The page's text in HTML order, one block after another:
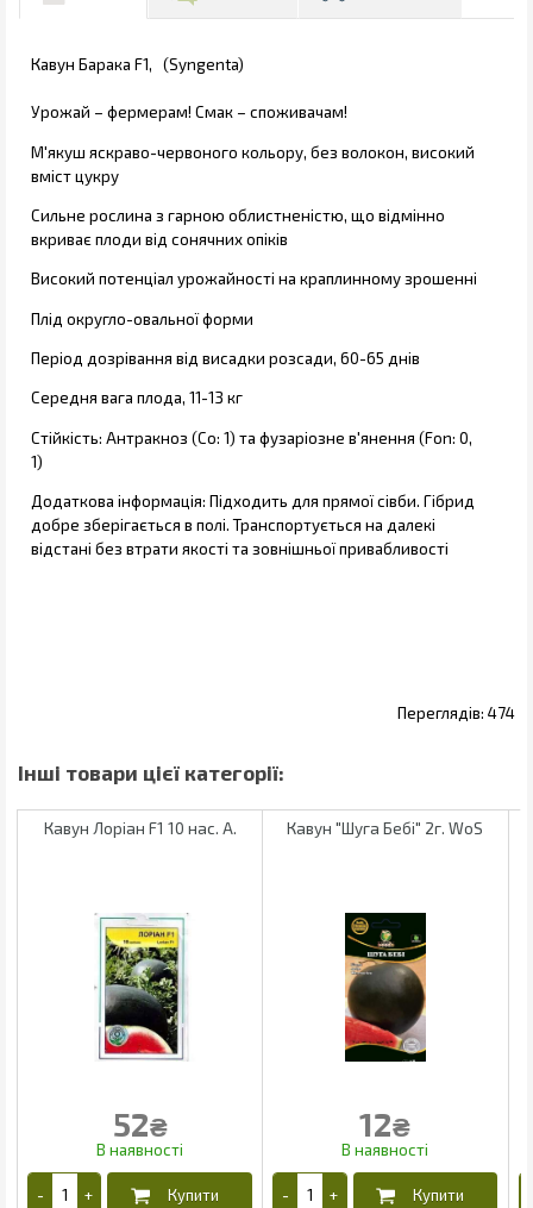
Кавун Барака F1, (Syngenta)
Урожай – фермерам! Смак – споживачам!
М'якуш яскраво-червоного кольору, без волокон, високий
вміст цукру
Сильне рослина з гарною облистненістю, що відмінно
вкриває плоди від сонячних опіків
Високий потенціал урожайності на краплинному зрошенні
Плід округло-овальної форми
Період дозрівання від висадки розсади, 60-65 днів
Середня вага плода, 11-13 кг
Стійкість: Антракноз (Co: 1) та фузаріозне в'янення (Fon: 0,
1)
Додаткова інформація: Підходить для прямої сівби. Гібрид
добре зберігається в полі. Транспортується на далекі
відстані без втрати якості та зовнішньої привабливості
474
Кавун Лоріан F1 10 нас. А.
52₴
Кавун "Шуга Бебі" 2г. WoS
12₴